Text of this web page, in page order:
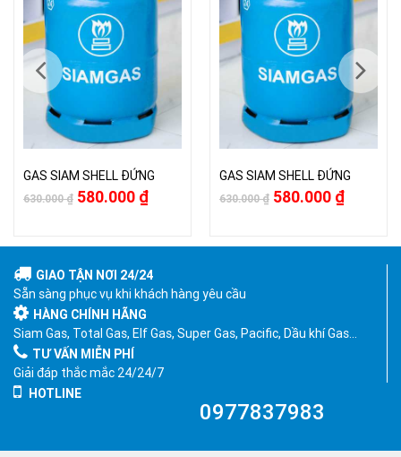
GAS SIAM SHELL ĐỨNG
630.000₫ 580.000 ₫
GAS SIAM SHELL ĐỨNG
630.000₫ 580.000 ₫
GIAO TẬN NƠI 24/24
Sẵn sàng phục vụ khi khách hàng yêu cầu
HÀNG CHÍNH HÃNG
Siam Gas, Total Gas, Elf Gas, Super Gas, Pacific, Dầu khí Gas…
TƯ VẤN MIỄN PHÍ
Giải đáp thắc mắc 24/24/7
HOTLINE
0977837983